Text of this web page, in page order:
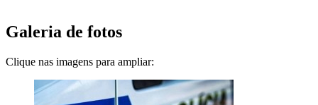
Galeria de fotos
Clique nas imagens para ampliar: